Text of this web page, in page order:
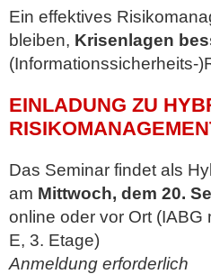
Ein effektives
bleiben, Krisenlagen
(Informationssicherheits-
EINLADUNG ZU
Das Seminar findet als
am Mittwoch, dem 20.
online oder vor Ort
E, 3. Etage)
Anmeldung erforderlich